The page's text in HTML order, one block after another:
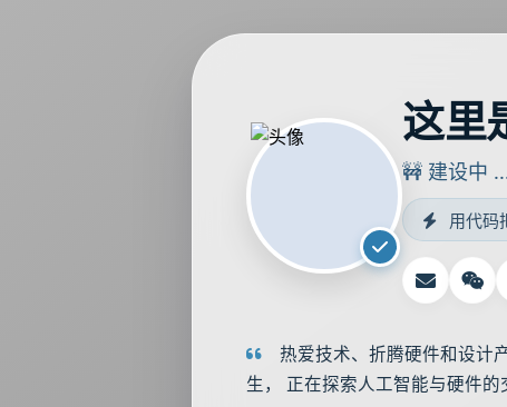
这里
🚧 建设中
用代码
热爱技术、折腾硬件和设计
生， 正在探索人工智能与硬件的